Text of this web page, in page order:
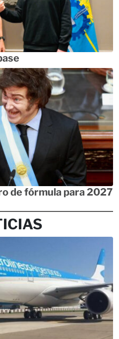
de fórmula para 2027